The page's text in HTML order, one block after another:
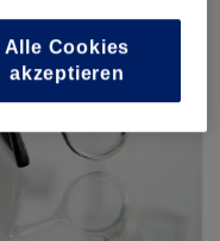
Alle Cookies
akzeptieren